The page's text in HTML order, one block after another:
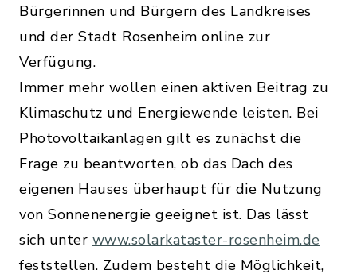
Bürgerinnen und Bürgern des Landkreises
und der Stadt Rosenheim online zur
Verfügung.
Immer mehr wollen einen aktiven Beitrag zu
Klimaschutz und Energiewende leisten. Bei
Photovoltaikanlagen gilt es zunächst die
Frage zu beantworten, ob das Dach des
eigenen Hauses überhaupt für die Nutzung
von Sonnenenergie geeignet ist. Das lässt
sich unter www.solarkataster-rosenheim.de
feststellen. Zudem besteht die Möglichkeit,